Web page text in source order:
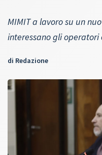
MIMIT a lavoro su un
interessano gli operatori
di Redazione